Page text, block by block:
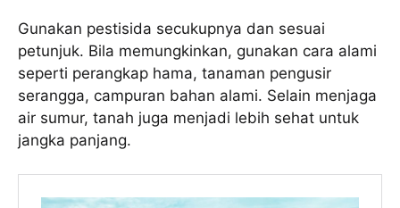
Gunakan pestisida secukupnya dan sesuai
petunjuk. Bila memungkinkan, gunakan cara alami
seperti perangkap hama, tanaman pengusir
serangga, campuran bahan alami. Selain menjaga
air sumur, tanah juga menjadi lebih sehat untuk
jangka panjang.